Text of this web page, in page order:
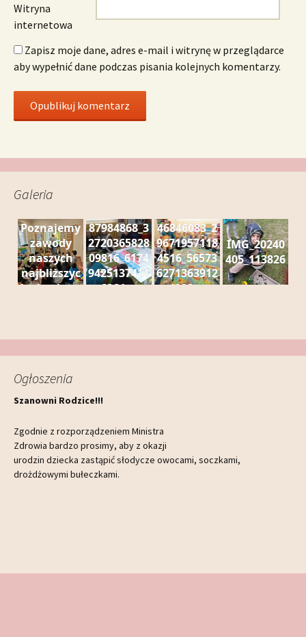
Witryna
internetowa
Zapisz moje dane, adres e-mail i witrynę w przeglądarce
aby wypełnić dane podczas pisania kolejnych komentarzy.
Galeria
Poznajemy
zawody
naszych
najbliższyc
h - kucharz
87984868_3
2720365828
09816_6174
9425137411
6864_n
46846083_2
9671957118
4516_56573
6271363912
4992_n
IMG_20240
405_113826
Ogłoszenia
Szanowni Rodzice!!!
Zgodnie z rozporządzeniem Ministra
Zdrowia bardzo prosimy, aby z okazji
urodzin dziecka zastąpić słodycze owocami, soczkami,
drożdżowymi bułeczkami.